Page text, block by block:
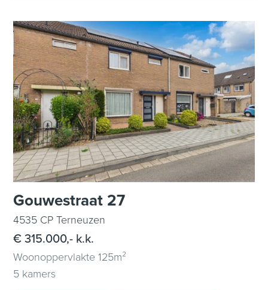
Gouwestraat 27
4535 CP Terneuzen
€ 315.000,- k.k.
Woonoppervlakte 125m²
5 kamers